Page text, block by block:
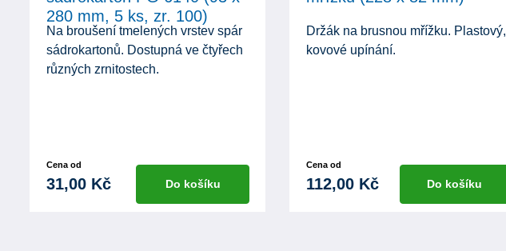
280 mm, 5 ks, zr. 100)
Na broušení tmelených vrstev spár
sádrokartonů. Dostupná ve čtyřech
různých zrnitostech.
Cena od
31,00 Kč Do košíku
Držák na brusnou mřížku. Plastový,
kovové upínání.
Cena od
112,00 Kč Do košíku